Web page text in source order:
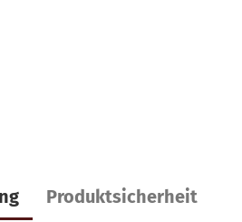
Produktsicherheit